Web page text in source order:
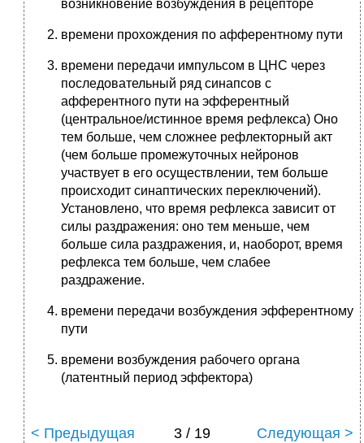
возникновение возбуждения в рецепторе
времени прохождения по афферентному пути
времени передачи импульсом в ЦНС через
последовательный ряд синапсов с
афферентного пути на эфферентный
(центральное/истинное время рефлекса) Оно
тем больше, чем сложнее рефлекторный акт
(чем больше промежуточных нейронов
участвует в его осуществлении, тем больше
происходит синаптических переключений).
Установлено, что время рефлекса зависит от
силы раздражения: оно тем меньше, чем
больше сила раздражения, и, наоборот, время
рефлекса тем больше, чем слабее
раздражение.
времени передачи возбуждения эфферентному
пути
времени возбуждения рабочего органа
(латентный период эффектора)
< Предыдущая 3 / 19 Следующая >